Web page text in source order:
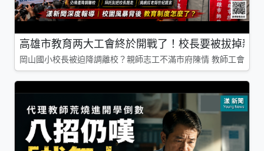
高雄市教育两大工會終於開戰了！校長要被拔掉親
岡山國小校長被迫降調離校？親師志工不滿市府陳情 教師工會槓